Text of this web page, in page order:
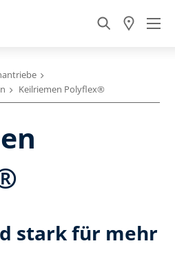
Keilriemen Polyflex®
stark für mehr